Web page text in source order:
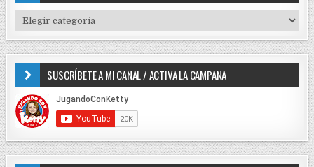
e
e
n
r
a
a
f
r
:
I
P
D
E
C
O
N
T
SUSCRÍBETE A MI CANAL / ACTIVA LA CAMPANA